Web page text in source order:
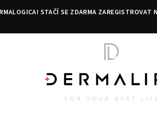
STAČÍ SE ZDARMA ZAREGISTROVAT